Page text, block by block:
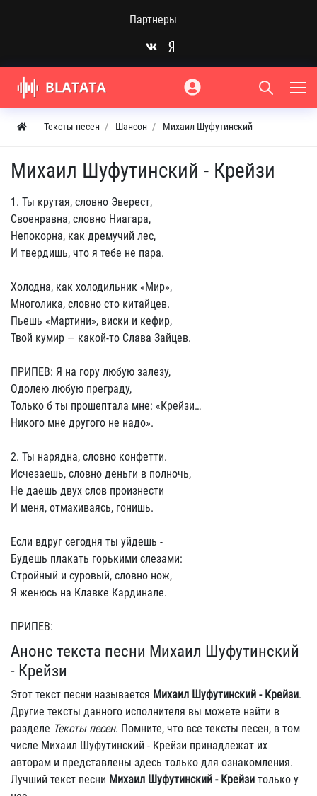
Партнеры
Тексты песен Шансон Михаил Шуфутинский
Михаил Шуфутинский - Крейзи
1. Ты крутая, словно Эверест,
Своенравна, словно Ниагара,
Непокорна, как дремучий лес,
И твердишь, что я тебе не пара.
Холодна, как холодильник «Мир»,
Многолика, словно сто китайцев.
Пьешь «Мартини», виски и кефир,
Твой кумир — какой-то Слава Зайцев.
ПРИПЕВ: Я на гору любую залезу,
Одолею любую преграду,
Только б ты прошептала мне: «Крейзи…
Никого мне другого не надо».
2. Ты нарядна, словно конфетти.
Исчезаешь, словно деньги в полночь,
Не даешь двух слов произнести
И меня, отмахиваясь, гонишь.
Если вдруг сегодня ты уйдешь -
Будешь плакать горькими слезами:
Стройный и суровый, словно нож,
Я женюсь на Клавке Кардинале.
ПРИПЕВ:
Анонс текста песни Михаил Шуфутинский
- Крейзи
Этот текст песни называется Михаил Шуфутинский - Крейзи.
Другие тексты данного исполнителя вы можете найти в
разделе Тексты песен. Помните, что все тексты песен, в том
числе Михаил Шуфутинский - Крейзи принадлежат их
авторам и представлены здесь только для ознакомления.
Лучший текст песни Михаил Шуфутинский - Крейзи только у